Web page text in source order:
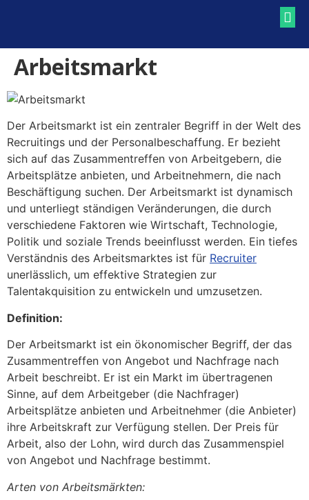
Arbeitsmarkt
Der Arbeitsmarkt ist ein zentraler Begriff in der Welt des
Recruitings und der Personalbeschaffung. Er bezieht
sich auf das Zusammentreffen von Arbeitgebern, die
Arbeitsplätze anbieten, und Arbeitnehmern, die nach
Beschäftigung suchen. Der Arbeitsmarkt ist dynamisch
und unterliegt ständigen Veränderungen, die durch
verschiedene Faktoren wie Wirtschaft, Technologie,
Politik und soziale Trends beeinflusst werden. Ein tiefes
Verständnis des Arbeitsmarktes ist für Recruiter
unerlässlich, um effektive Strategien zur
Talentakquisition zu entwickeln und umzusetzen.
Definition:
Der Arbeitsmarkt ist ein ökonomischer Begriff, der das
Zusammentreffen von Angebot und Nachfrage nach
Arbeit beschreibt. Er ist ein Markt im übertragenen
Sinne, auf dem Arbeitgeber (die Nachfrager)
Arbeitsplätze anbieten und Arbeitnehmer (die Anbieter)
ihre Arbeitskraft zur Verfügung stellen. Der Preis für
Arbeit, also der Lohn, wird durch das Zusammenspiel
von Angebot und Nachfrage bestimmt.
Arten von Arbeitsmärkten: